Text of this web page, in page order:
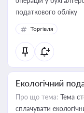
податкового обліку
Торгівля
Екологічний
Про що тема: Тема
сплачувати